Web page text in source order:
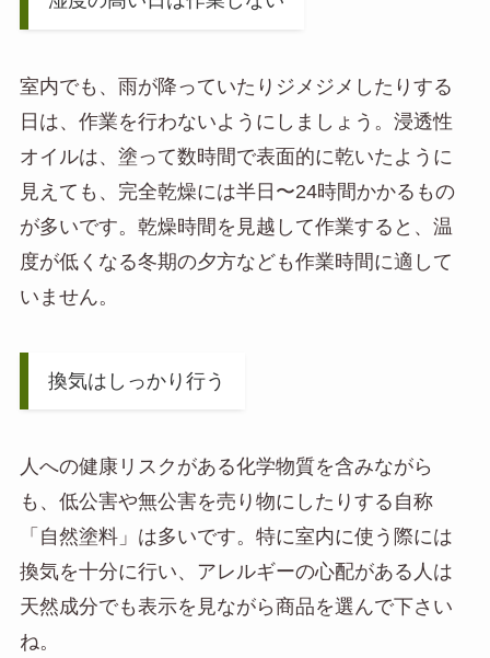
室内でも、雨が降っていたりジメジメしたりする
日は、作業を行わないようにしましょう。浸透性
オイルは、塗って数時間で表面的に乾いたように
見えても、完全乾燥には半日〜24時間かかるもの
が多いです。乾燥時間を見越して作業すると、温
度が低くなる冬期の夕方なども作業時間に適して
いません。
換気はしっかり行う
人への健康リスクがある化学物質を含みながら
も、低公害や無公害を売り物にしたりする自称
「自然塗料」は多いです。特に室内に使う際には
換気を十分に行い、アレルギーの心配がある人は
天然成分でも表示を見ながら商品を選んで下さい
ね。